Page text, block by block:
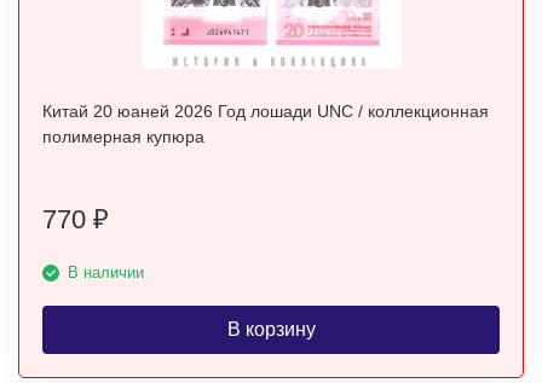
Китай 20 юаней 2026 Год лошади UNC / коллекционная
полимерная купюра
770 ₽
В наличии
В корзину